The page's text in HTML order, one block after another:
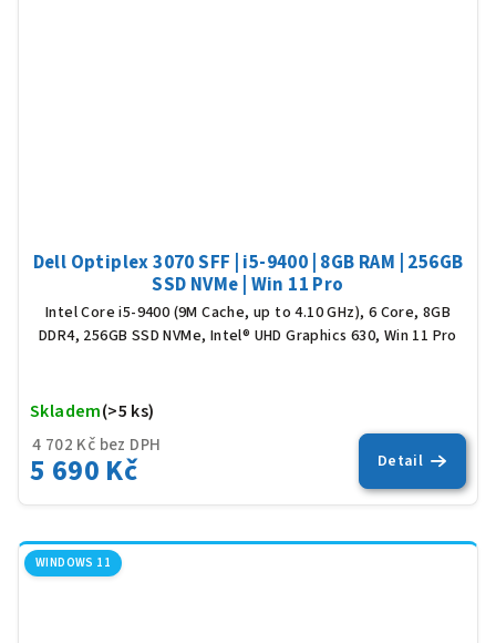
Dell Optiplex 3070 SFF | i5-9400 | 8GB RAM | 256GB
SSD NVMe | Win 11 Pro
Intel Core i5-9400 (9M Cache, up to 4.10 GHz), 6 Core, 8GB
DDR4, 256GB SSD NVMe, Intel® UHD Graphics 630, Win 11 Pro
4 702 Kč bez DPH
5 690 Kč
Skladem(>5 ks)
5,0
z
5
Detail
WINDOWS 11